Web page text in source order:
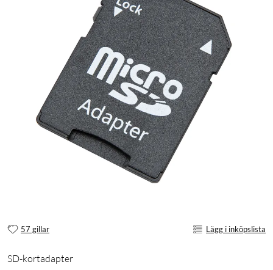
57 gillar Lägg i inköpslista
SD-kortadapter